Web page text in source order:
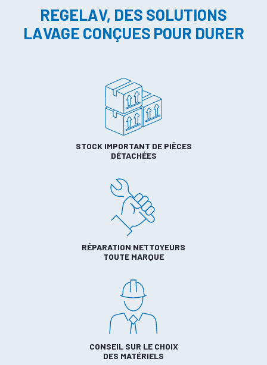
REGELAV, DES SOLUTIONS
LAVAGE CONÇUES POUR DURER
STOCK IMPORTANT DE PIÈCES
DÉTACHÉES
RÉPARATION NETTOYEURS
TOUTE MARQUE
CONSEIL SUR LE CHOIX
DES MATÉRIELS